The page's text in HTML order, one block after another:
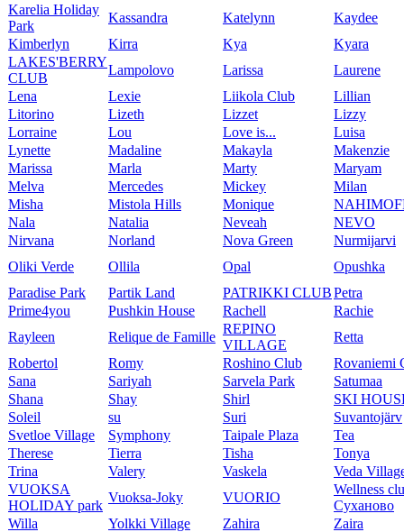
Karelia Holiday
Park
Kassandra Katelynn
Kaydee
Kimberlyn
Kirra Kya
Kyara
LAKES'BERRY
CLUB
Lampolovo Larissa
Laurene
Lena
Lexie Liikola Club
Lillian
Litorino
Lizeth Lizzet
Lizzy
Lorraine
Lou Love is...
Luisa
Lynette
Madaline Makayla
Makenzie
Marissa
Marla Marty
Maryam
Melva
Mercedes Mickey
Milan
Misha
Mistola Hills Monique
Nala
Natalia Neveah
NEVO
Nirvana
Norland Nova Green
Nurmijarvi
Oliki Verde
Ollila Opal
Opushka
Paradise Park
Partik Land PATRIKKI CLUBPetra
Prime4you
Pushkin House Rachell
Rachie
Rayleen
Relique de Famille
REPINO
VILLAGE
Retta
Robertol
Romy Roshino Club
Rovaniemi
Sana
Sariyah Sarvela Park
Satumaa
Shana
Shay Shirl
SKI
Soleil
su Suri
Suvantojärv
Svetloe Village
Symphony Taipale Plaza
Tea
Therese
Tierra Tisha
Tonya
Trina
Valery Vaskela
Veda
VUOKSA
HOLIDAY park
Vuoksa-Joky VUORIO
Wellness
Суханово
Willa
Yolkki Village Zahira
Zaira